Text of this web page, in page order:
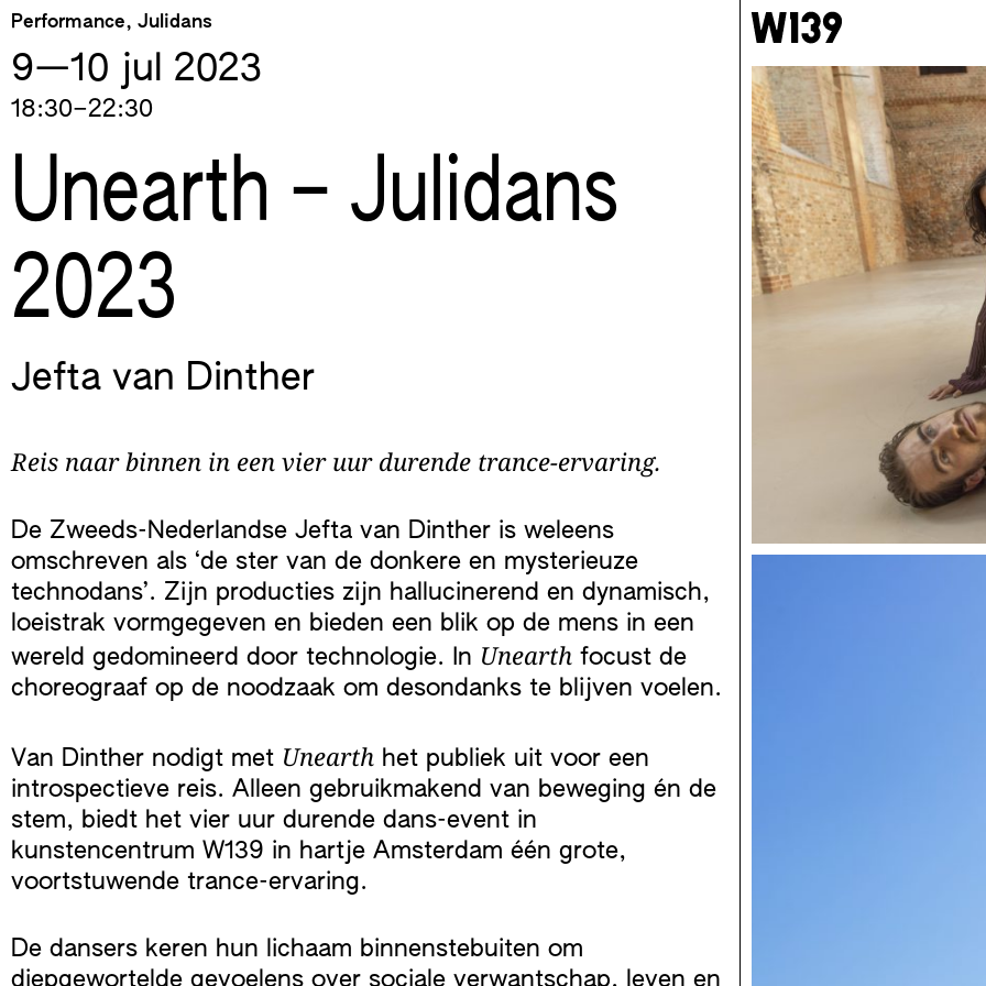
Skip
content
Performance, Julidans
9—​10 jul 2023
18:30–22:30
Unearth – Julidans
2023
Jefta van Dinther
Reis naar binnen in een vier uur durende trance-ervaring.
De Zweeds-Nederlandse Jefta van Dinther is weleens
omschreven als ‘de ster van de donkere en mysterieuze
technodans’. Zijn producties zijn hallucinerend en dynamisch,
loeistrak vormgegeven en bieden een blik op de mens in een
wereld gedomineerd door technologie. In Unearth focust de
choreograaf op de noodzaak om desondanks te blijven voelen.
Van Dinther nodigt met Unearth het publiek uit voor een
introspectieve reis. Alleen gebruikmakend van beweging én de
stem, biedt het vier uur durende dans-event in
kunstencentrum W139 in hartje Amsterdam één grote,
voortstuwende trance-ervaring.
De dansers keren hun lichaam binnenstebuiten om
diepgewortelde gevoelens over sociale verwantschap, leven en